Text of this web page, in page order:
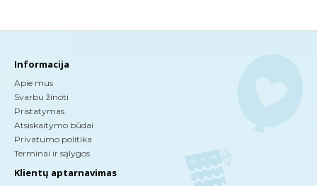
Informacija
Apie mus
Svarbu žinoti
Pristatymas
Atsiskaitymo būdai
Privatumo politika
Terminai ir sąlygos
Klientų aptarnavimas